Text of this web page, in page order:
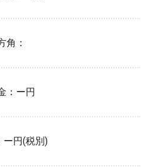
角：
： ー円
ー円(税別)